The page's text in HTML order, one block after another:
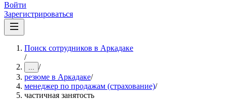
Войти
Зарегистрироваться
Поиск сотрудников в Аркадаке
/
... /
резюме в Аркадаке/
менеджер по продажам (страхование)/
частичная занятость